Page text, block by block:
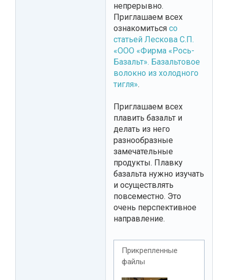
непрерывно.
Приглашаем всех
ознакомиться со
статьей Лескова С.П.
«ООО «Фирма «Рось-
Базальт». Базальтовое
волокно из холодного
тигля».
Приглашаем всех
плавить базальт и
делать из него
разнообразные
замечательные
продукты. Плавку
базальта нужно изучать
и осуществлять
повсеместно. Это
очень перспективное
направление.
Прикрепленные
файлы